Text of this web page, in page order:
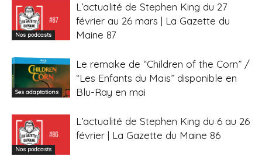
Nos podcasts
L’actualité de Stephen King du 27
février au 26 mars | La Gazette du
Maine 87
Ses adaptations
Le remake de “Children of the Corn” /
“Les Enfants du Maïs” disponible en
Blu-Ray en mai
Nos podcasts
L’actualité de Stephen King du 6 au 26
février | La Gazette du Maine 86